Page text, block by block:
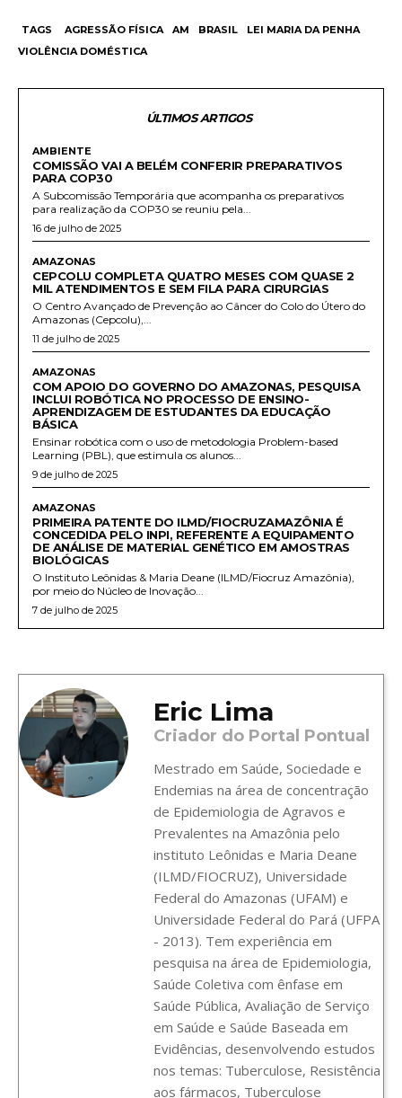
TAGS AGRESSÃO FÍSICA AM BRASIL
LEI MARIA DA PENHA
VIOLÊNCIA DOMÉSTICA
ÚLTIMOS ARTIGOS
AMBIENTE
COMISSÃO VAI A BELÉM CONFERIR PREPARATIVOS
PARA COP30
A Subcomissão Temporária que acompanha os preparativos
para realização da COP30 se reuniu pela...
16 de julho de 2025
AMAZONAS
CEPCOLU COMPLETA QUATRO MESES COM QUASE 2
MIL ATENDIMENTOS E SEM FILA PARA CIRURGIAS
O Centro Avançado de Prevenção ao Câncer do Colo do Útero do
Amazonas (Cepcolu),...
11 de julho de 2025
AMAZONAS
COM APOIO DO GOVERNO DO AMAZONAS, PESQUISA
INCLUI ROBÓTICA NO PROCESSO DE ENSINO-
APRENDIZAGEM DE ESTUDANTES DA EDUCAÇÃO
BÁSICA
Ensinar robótica com o uso de metodologia Problem-based
Learning (PBL), que estimula os alunos...
9 de julho de 2025
AMAZONAS
PRIMEIRA PATENTE DO ILMD/FIOCRUZAMAZÔNIA É
CONCEDIDA PELO INPI, REFERENTE A EQUIPAMENTO
DE ANÁLISE DE MATERIAL GENÉTICO EM AMOSTRAS
BIOLÓGICAS
O Instituto Leônidas & Maria Deane (ILMD/Fiocruz Amazônia),
por meio do Núcleo de Inovação...
7 de julho de 2025
Eric Lima
Criador do Portal Pontual
Mestrado em Saúde, Sociedade e
Endemias na área de concentração
de Epidemiologia de Agravos e
Prevalentes na Amazônia pelo
instituto Leônidas e Maria Deane
(ILMD/FIOCRUZ), Universidade
Federal do Amazonas (UFAM) e
Universidade Federal do Pará (UFPA
- 2013). Tem experiência em
pesquisa na área de Epidemiologia,
Saúde Coletiva com ênfase em
Saúde Pública, Avaliação de Serviço
em Saúde e Saúde Baseada em
Evidências, desenvolvendo estudos
nos temas: Tuberculose, Resistência
aos fármacos, Tuberculose